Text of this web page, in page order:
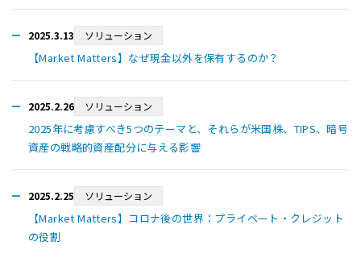
2025.3.13 ソリューション
【Market Matters】なぜ現金以外を保有するのか？
2025.2.26 ソリューション
2025年に考慮すべき5つのテーマと、それらが米国株、TIPS、暗号
資産の戦略的資産配分に与える影響
2025.2.25 ソリューション
【Market Matters】コロナ後の世界：プライベート・クレジット
の役割